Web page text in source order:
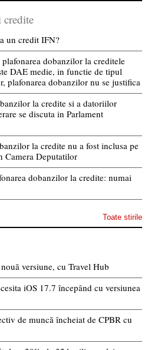
credite
un credit IFN?
dobanzilor la creditele
DAE medie, in functie de tipul
plafonarea dobanzilor nu se justifica
la credite si a datoriilor
se discuta in Parlament
la credite nu a fost inclusa pe
Camera Deputatilor
dobanzilor la credite: numai
Toate stirile
versiune, cu Travel Hub
iOS 17.7 începând cu versiunea
de muncă încheiat de CPBR cu